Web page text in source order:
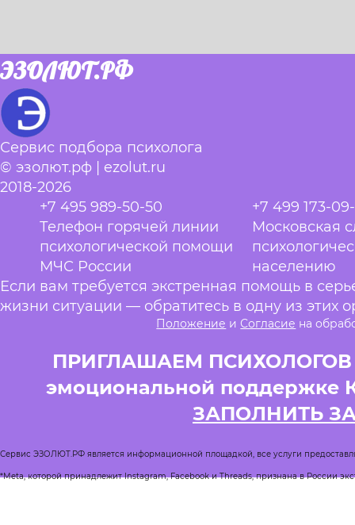
ЭЗОЛЮТ.РФ
Сервис подбора психолога
© эзолют.рф | ezolut.ru
2018-2026
+7 495 989-50-50
Телефон горячей линии
психологической помощи
МЧС России
+7 499 173-
Московская
населению
Если вам требуется экстренная помощь в
жизни ситуации — обратитесь в одну из этих
Положение и Согласие на
ПРИГЛАШАЕМ ПСИХОЛОГОВ
эмоциональной поддержке
ЗАПОЛНИТЬ
Сервис ЭЗОЛЮТ.РФ является информационной площадкой, все услуги
*Meta, которой принадлежит Instagram, Facebook и Threads, признана в России